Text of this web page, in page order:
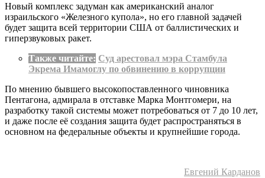
Новый комплекс задуман как американский аналог
израильского «Железного купола», но его главной задачей
будет защита всей территории США от баллистических и
гиперзвуковых ракет.
Также читайте: Суд арестовал мэра Стамбула
Экрема Имамоглу по обвинению в коррупции
По мнению бывшего высокопоставленного чиновника
Пентагона, адмирала в отставке Марка Монтгомери, на
разработку такой системы может потребоваться от 7 до 10 лет,
и даже после её создания защита будет распространяться в
основном на федеральные объекты и крупнейшие города.
Евгений Карданов